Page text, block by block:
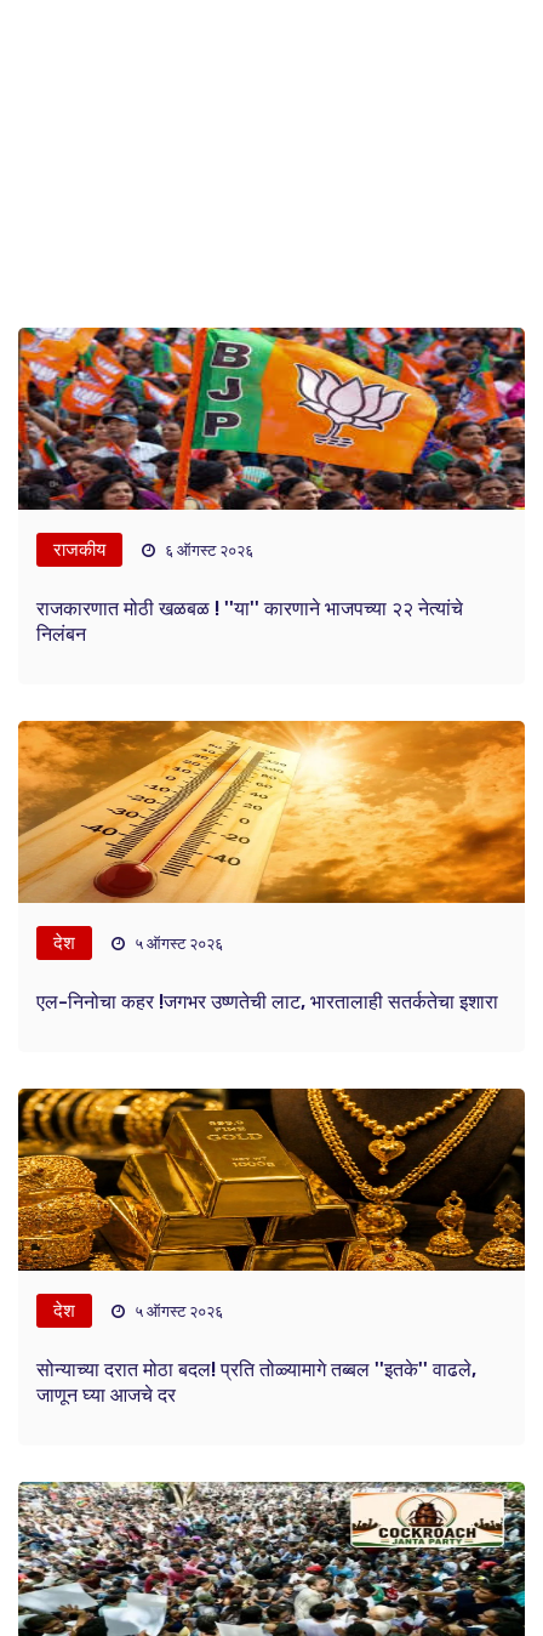
राजकीय ६ ऑगस्ट २०२६
राजकारणात मोठी खळबळ ! ''या'' कारणाने भाजपच्या २२ नेत्यांचे
निलंबन
देश ५ ऑगस्ट २०२६
एल-निनोचा कहर !जगभर उष्णतेची लाट, भारतालाही सतर्कतेचा इशारा
देश ५ ऑगस्ट २०२६
सोन्याच्या दरात मोठा बदल! प्रति तोळ्यामागे तब्बल ''इतके'' वाढले,
जाणून घ्या आजचे दर